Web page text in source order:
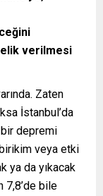
verilmesi
Zaten
İstanbul’da
depremi
veya etki
ya da yıkacak
7,8’de bile